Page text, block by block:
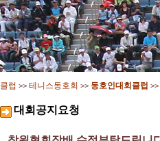
클럽 >> 테니스동호회 >> 동호인대회클럽 >>
대회공지요청